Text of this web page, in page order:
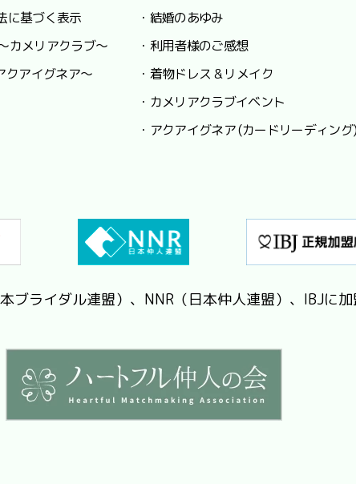
に基づく表示
カメリアクラブ～
クアイグネア～
・結婚のあゆみ
・利用者様のご感想
・着物ドレス & リメイク
・カメリアクラブイベント
・アクアイグネア (カードリーディング)
ブライダル連盟）、NNR（日本仲人連盟）、IBJに